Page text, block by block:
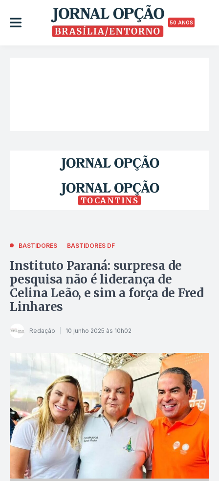
50 ANOS
TOCANTINS
BASTIDORES BASTIDORES DF
Instituto Paraná: surpresa de
pesquisa não é liderança de
Celina Leão, e sim a força de Fred
Linhares
Redação 10 junho 2025 às 10h02